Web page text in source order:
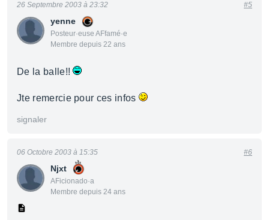
yenne
Posteur·euse AFfamé·e
Membre depuis 22 ans
26 Septembre 2003 à 23:32 #5
De la balle!!
Jte remercie pour ces infos
signaler
Njxt
AFicionado·a
Membre depuis 24 ans
06 Octobre 2003 à 15:35 #6